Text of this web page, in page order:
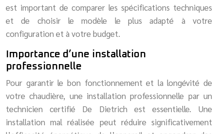
est important de comparer les spécifications techniques
et de choisir le modèle le plus adapté à votre
configuration et à votre budget.
Importance d’une installation
professionnelle
Pour garantir le bon fonctionnement et la longévité de
votre chaudière, une installation professionnelle par un
technicien certifié De Dietrich est essentielle. Une
installation mal réalisée peut réduire significativement